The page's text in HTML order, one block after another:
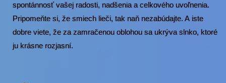
spontánnosť vašej radosti, nadšenia a celkového uvoľnenia.
Pripomeňte si, že smiech lieči, tak naň nezabúdajte. A iste
dobre viete, že za zamračenou oblohou sa ukrýva slnko, ktoré
ju krásne rozjasní.